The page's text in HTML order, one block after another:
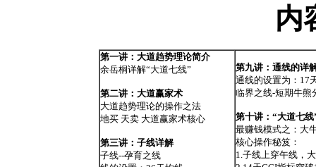
内
第一讲：大道趋势理论简介
余岳桐详解“大道七线”
第二讲：大道赢家术
大道趋势理论的操作之法
地买 天卖 大道赢家术核心
第三讲：子线详解
子线--孕育之线
第九讲：通线的详
通线的设置为：17
临界之线-短期牛熊
第十讲：“大道七线
最赚钱模式之：大
核心操作秘笈：
1.子线上穿午线，